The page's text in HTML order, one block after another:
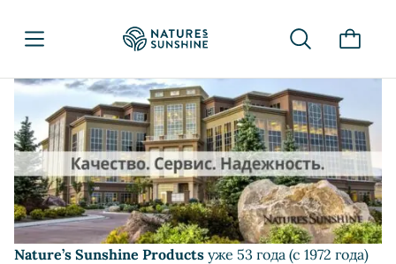
Nature’s Sunshine Products уже 53 года (с 1972 года)